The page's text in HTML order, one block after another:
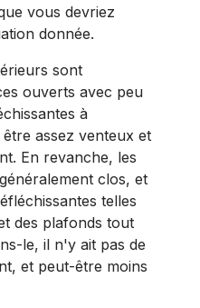
vous devriez
donnée.
sont
ouverts avec peu
à
assez venteux et
En revanche, les
clos, et
telles
des plafonds tout
le, il n'y ait pas de
et peut-être moins